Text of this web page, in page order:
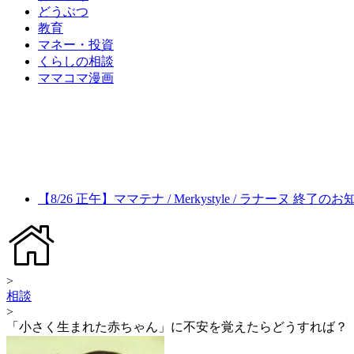
どうぶつ
教育
マネー・投資
くらしの相談
ママコマ漫画
【8/26 正午】ママテナ / Merkystyle / ラナーヌ 終了のお
>
相談
>
「小さく生まれた赤ちゃん」に不安を覚えたらどうすれば？